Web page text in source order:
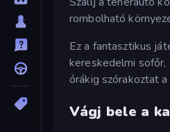
rombolható
Ez a fantasztikus
kereskedelmi
órákig szórakoztat
Vágj bele a